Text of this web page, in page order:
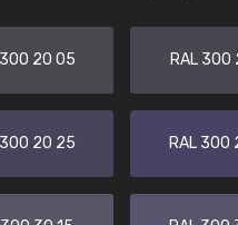
300 20 05 RAL 300
300 20 25 RAL 300